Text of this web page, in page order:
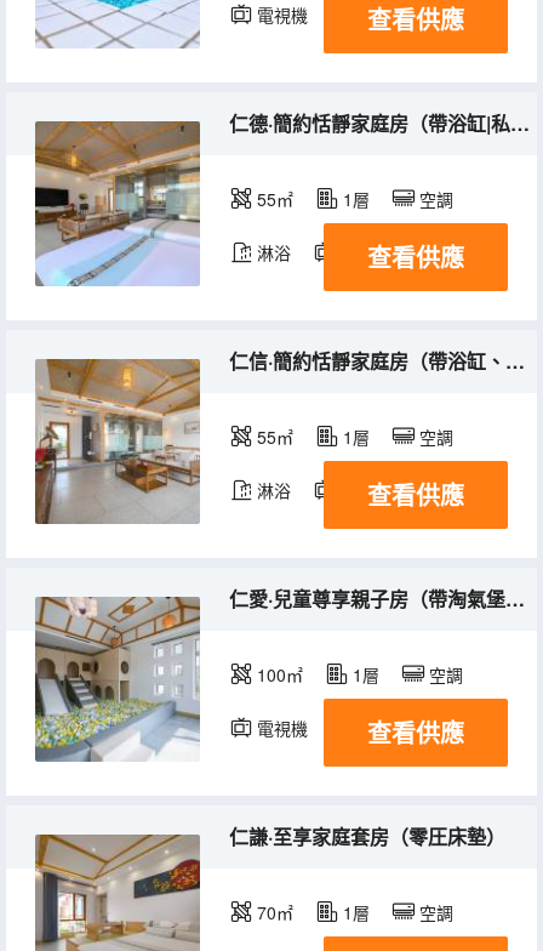
電視機 查看供應
仁德·簡約恬靜家庭房（帶浴缸|私享小院|零圧床墊）
55㎡ 1層 空調
淋浴 電視機
查看供應
仁信·簡約恬靜家庭房（帶浴缸、私享小院、零壓床墊）
55㎡ 1層 空調
淋浴 電視機
查看供應
仁愛·兒童尊享親子房（帶淘氣堡、零壓床墊）
100㎡ 1層 空調
電視機 查看供應
仁謙·至享家庭套房（零圧床墊）
70㎡ 1層 空調